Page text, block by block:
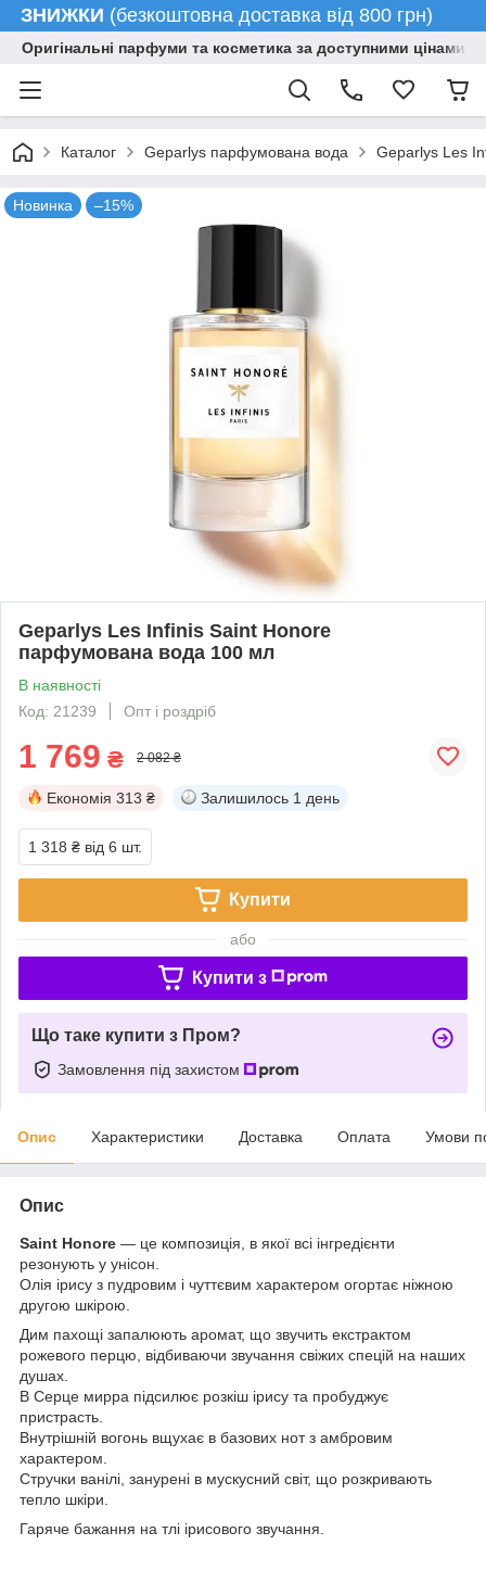
ЗНИЖКИ (безкоштовна доставка від 800 грн)
Оригінальні парфуми та косметика за доступними цінами
Каталог Geparlys парфумована вода Geparlys Les
Новинка –15%
Geparlys Les Infinis Saint Honore
парфумована вода 100 мл
В наявності
Код: 21239
Опт і роздріб
1 769 ₴ 2 082 ₴
Економія 313 ₴ Залишилось 1 день
1 318 ₴ від 6 шт.
Купити
або
Купити з
Що таке купити з Пром?
Замовлення під захистом
Опис Характеристики Доставка Оплата Умови
Опис
Saint Honore — це композиція, в якої всі інгредієнти
резонують у унісон.
Олія ірису з пудровим і чуттєвим характером огортає ніжною
другою шкірою.
Дим пахощі запалюють аромат, що звучить екстрактом
рожевого перцю, відбиваючи звучання свіжих спецій на наших
душах.
В Серце мирра підсилює розкіш ірису та пробуджує
пристрасть.
Внутрішній вогонь вщухає в базових нот з амбровим
характером.
Стручки ванілі, занурені в мускусний світ, що розкривають
тепло шкіри.
Гаряче бажання на тлі ірисового звучання.